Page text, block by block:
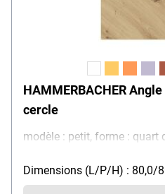
HAMMERBACHER
cercle
modèle : petit, forme : quart
Dimensions (L/P/H) : 80,0/